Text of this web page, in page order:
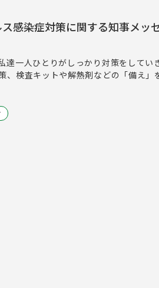
感染症対策に関する知事メッ
一人ひとりがしっかり対策をしてい
、検査キットや解熱剤などの「備え」